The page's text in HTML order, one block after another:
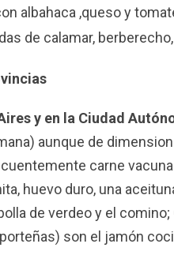
albahaca ,queso y
de calamar,
y en la Ciudad
aunque de
carne
huevo duro, una
de verdeo y el
son el jamón